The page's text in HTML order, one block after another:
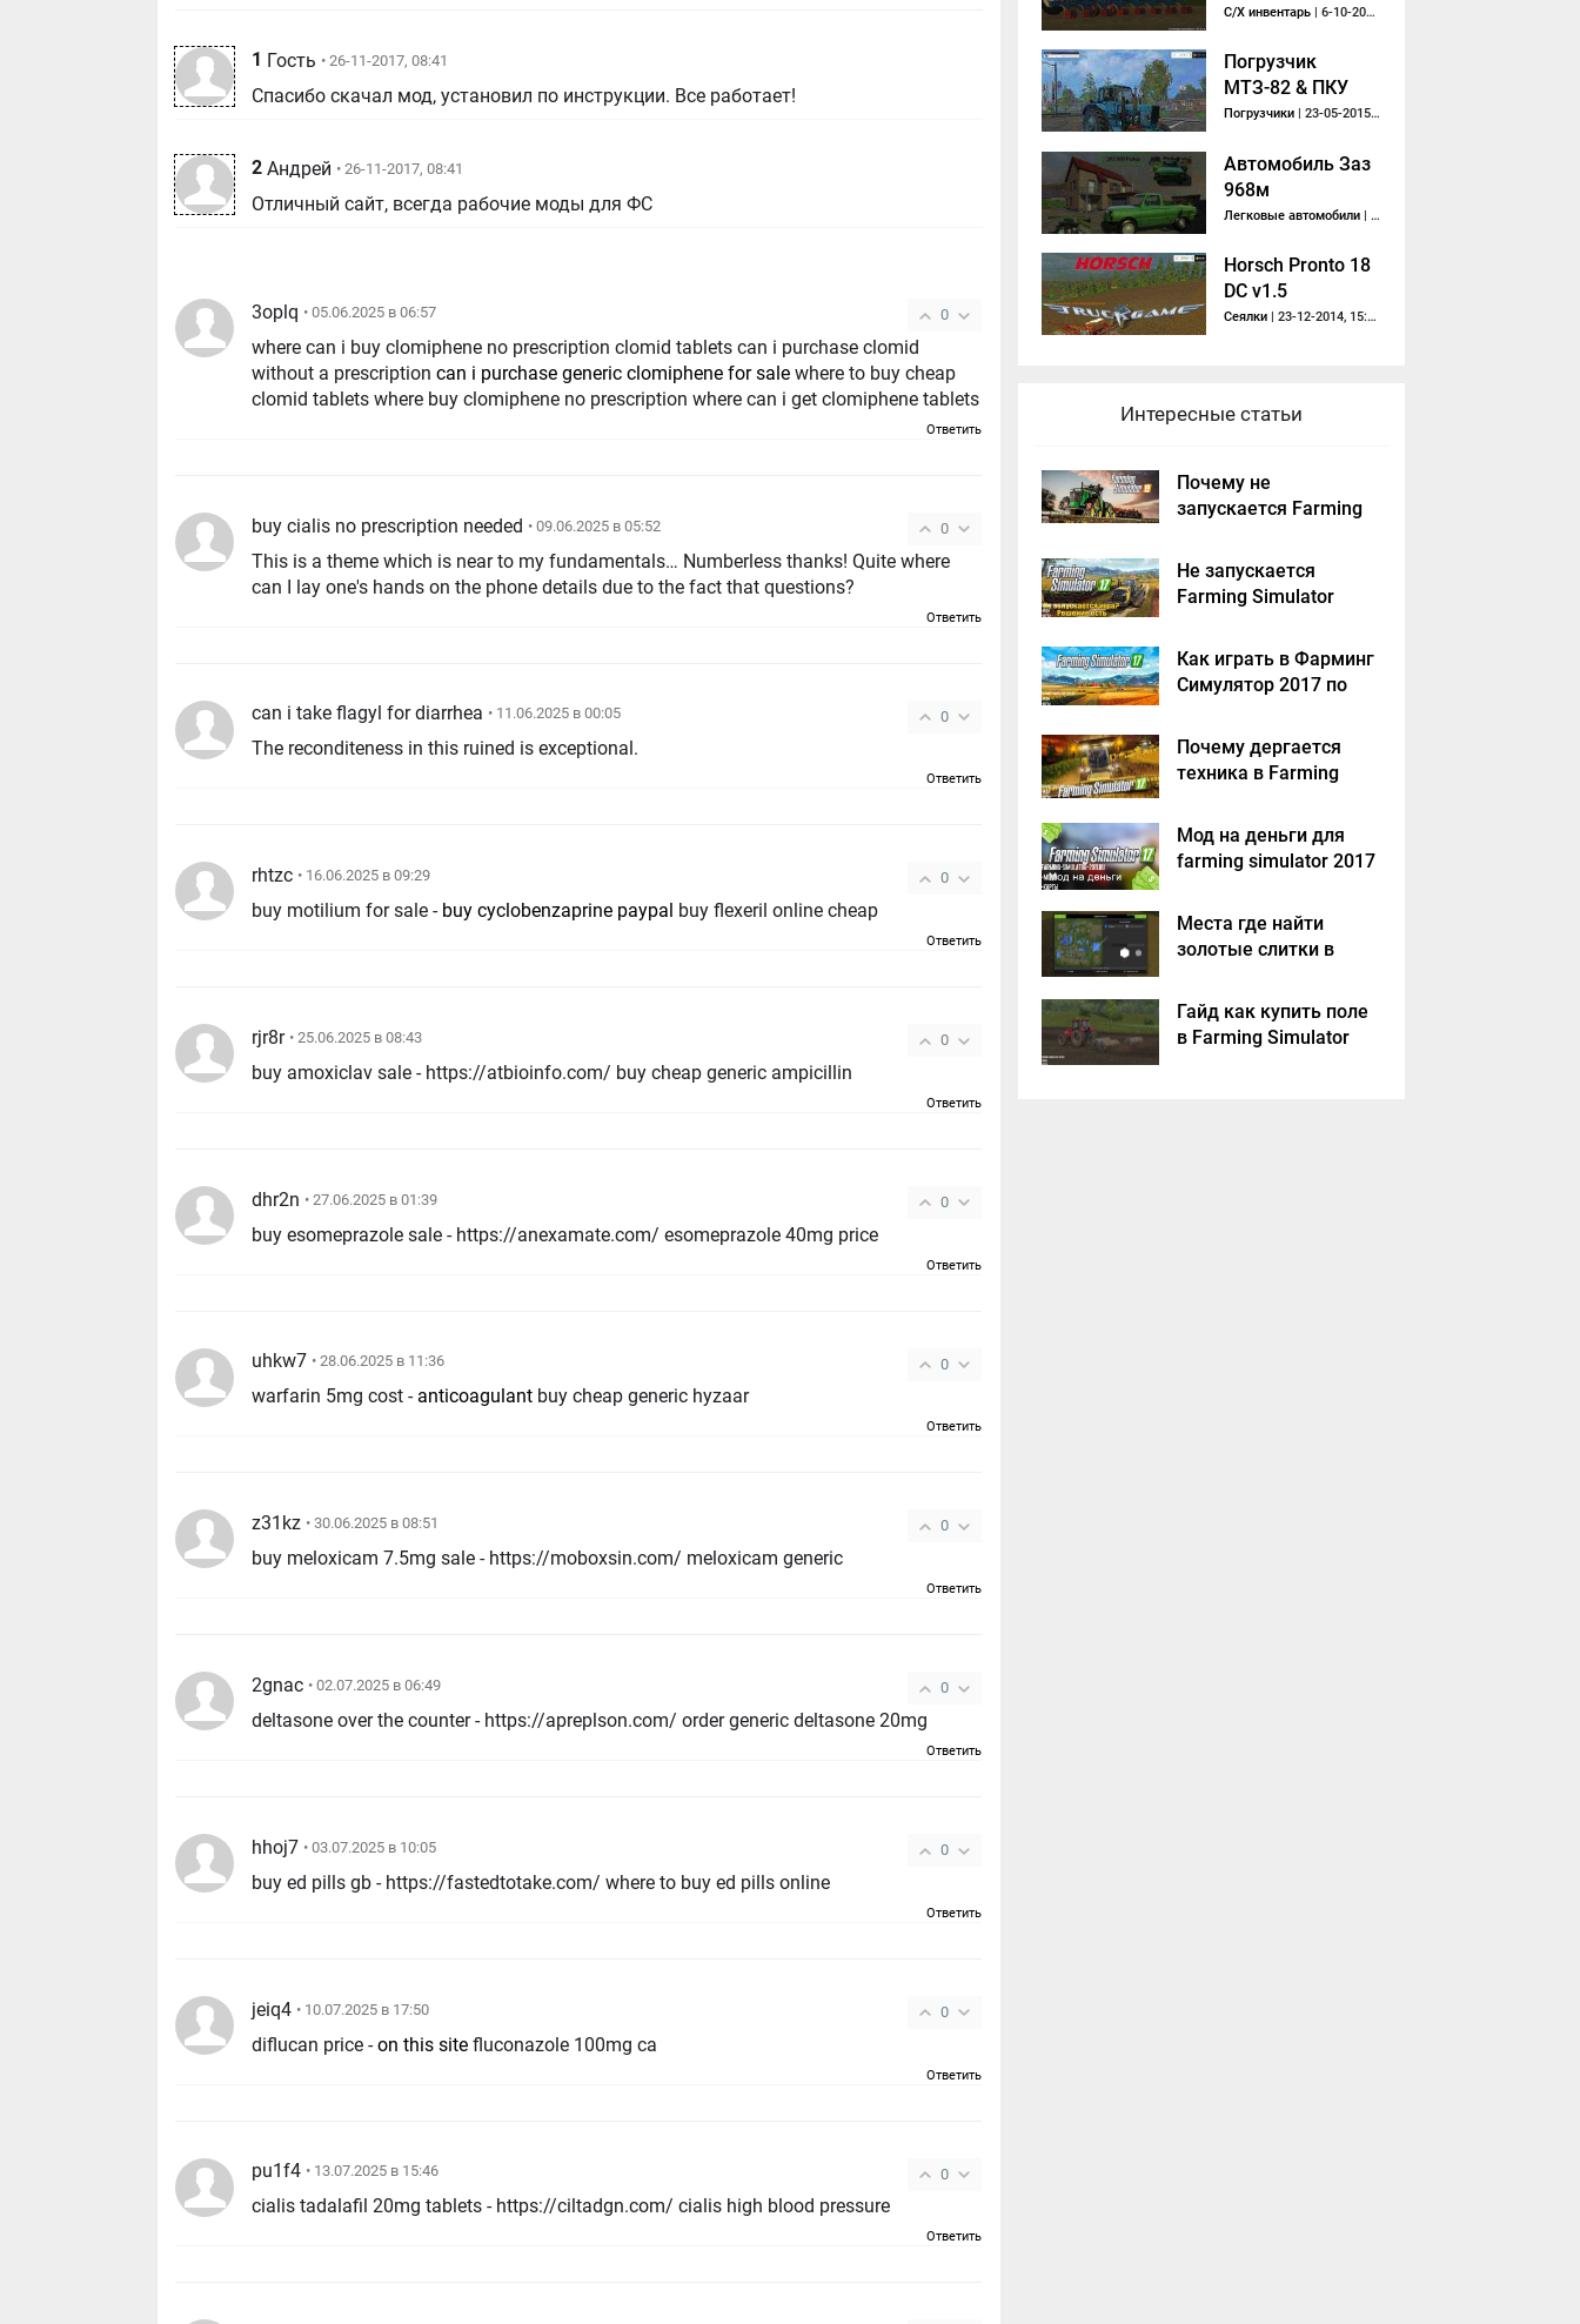
1 Гость • 26-11-2017, 08:41
Спасибо скачал мод, установил по инструкции. Все работает!
2 Андрей • 26-11-2017, 08:41
Отличный сайт, всегда рабочие моды для ФС
0
3oplq • 05.06.2025 в 06:57
where can i buy clomiphene no prescription clomid tablets can i purchase clomid
without a prescriptioncan i purchase generic clomiphene for sale where to buy cheap
clomid tablets where buy clomiphene no prescription where can i get clomiphene tablets
Ответить
0
buy cialis no prescription needed • 09.06.2025 в 05:52
This is a theme which is near to my fundamentals… Numberless thanks! Quite where
can I lay one's hands on the phone details due to the fact that questions?
Ответить
0
can i take flagyl for diarrhea • 11.06.2025 в 00:05
The reconditeness in this ruined is exceptional.
Ответить
0
rhtzc • 16.06.2025 в 09:29
buy motilium for sale - buy cyclobenzaprine paypal buy flexeril online cheap
Ответить
0
rjr8r • 25.06.2025 в 08:43
buy amoxiclav sale - https://atbioinfo.com/ buy cheap generic ampicillin
Ответить
0
dhr2n • 27.06.2025 в 01:39
buy esomeprazole sale - https://anexamate.com/ esomeprazole 40mg price
Ответить
0
uhkw7 • 28.06.2025 в 11:36
warfarin 5mg cost - anticoagulant buy cheap generic hyzaar
Ответить
0
z31kz • 30.06.2025 в 08:51
buy meloxicam 7.5mg sale - https://moboxsin.com/ meloxicam generic
Ответить
0
2gnac • 02.07.2025 в 06:49
deltasone over the counter - https://apreplson.com/ order generic deltasone 20mg
Ответить
0
hhoj7 • 03.07.2025 в 10:05
buy ed pills gb - https://fastedtotake.com/ where to buy ed pills online
Ответить
0
jeiq4 • 10.07.2025 в 17:50
diflucan price -on this site fluconazole 100mg ca
Ответить
0
pu1f4 • 13.07.2025 в 15:46
cialis tadalafil 20mg tablets - https://ciltadgn.com/ cialis high blood pressure
Ответить
С/Х инвентарь | 6-10-2013, 18:38
Погрузчик
МТЗ-82 & ПКУ
v0.8
Погрузчики | 23-05-2015, 06:30
Автомобиль Заз
968м
Легковые автомобили | 1-10-2013, 20:56
Horsch Pronto 18
DC v1.5
Сеялки | 23-12-2014, 15:43
Интересные статьи
Почему не
запускается Farming
решение
Не запускается
Farming Simulator
Как играть в Фарминг
Симулятор 2017 по
Почему дергается
техника в Farming
Мод на деньги для
farming simulator 2017
Места где найти
золотые слитки в
2017?
Гайд как купить поле
в Farming Simulator